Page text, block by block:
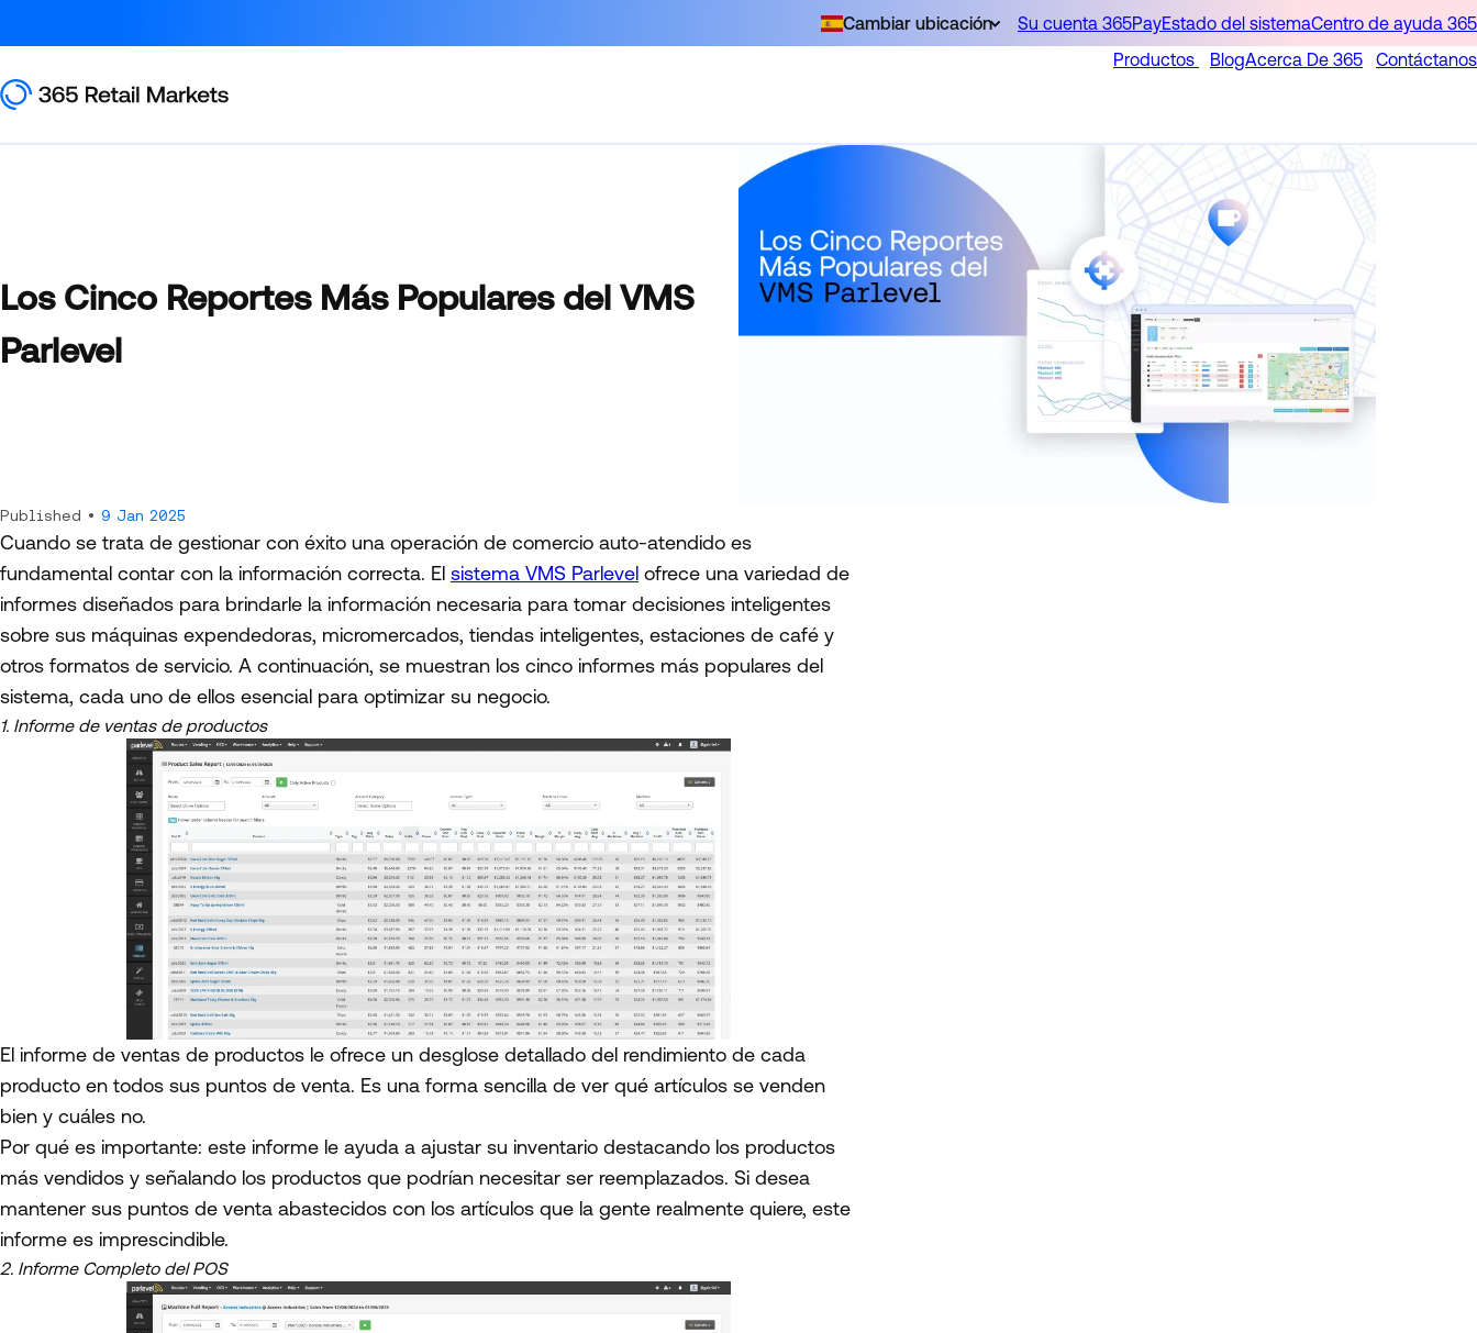
Cambiar ubicación Su cuenta 365PayEstado del sistemaCentro de ayuda 365
Productos
BlogAcerca De 365 Contáctanos
Los Cinco Reportes Más Populares del VMS
Parlevel
Published • 9 Jan 2025
Cuando se trata de gestionar con éxito una operación de comercio auto-atendido es
fundamental contar con la información correcta. El sistema VMS Parlevel ofrece una variedad de
informes diseñados para brindarle la información necesaria para tomar decisiones inteligentes
sobre sus máquinas expendedoras, micromercados, tiendas inteligentes, estaciones de café y
otros formatos de servicio. A continuación, se muestran los cinco informes más populares del
sistema, cada uno de ellos esencial para optimizar su negocio.
1. Informe de ventas de productos
El informe de ventas de productos le ofrece un desglose detallado del rendimiento de cada
producto en todos sus puntos de venta. Es una forma sencilla de ver qué artículos se venden
bien y cuáles no.
Por qué es importante: este informe le ayuda a ajustar su inventario destacando los productos
más vendidos y señalando los productos que podrían necesitar ser reemplazados. Si desea
mantener sus puntos de venta abastecidos con los artículos que la gente realmente quiere, este
informe es imprescindible.
2. Informe Completo del POS